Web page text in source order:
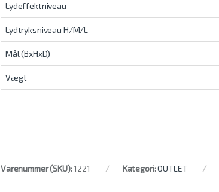
Lydeffektniveau
Lydtryksniveau H/M/L
Mål (BxHxD)
Vægt
Varenummer (SKU):1221 Kategori:OUTLET